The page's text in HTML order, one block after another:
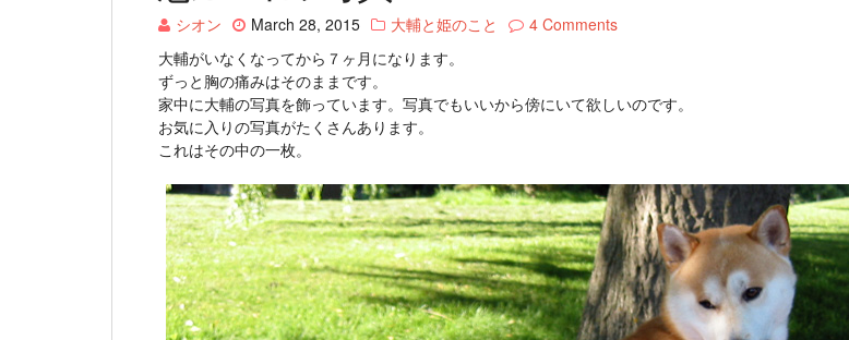
シオン March 28, 2015 大輔と姫のこと
4 Comments
大輔がいなくなってから７ヶ月になります。
ずっと胸の痛みはそのままです。
家中に大輔の写真を飾っています。写真でもいいから傍にいて欲しいのです。
お気に入りの写真がたくさんあります。
これはその中の一枚。